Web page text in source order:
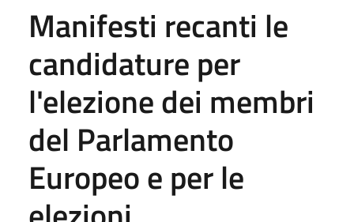
Manifesti recanti le
candidature per
l'elezione dei membri
del Parlamento
Europeo e per le